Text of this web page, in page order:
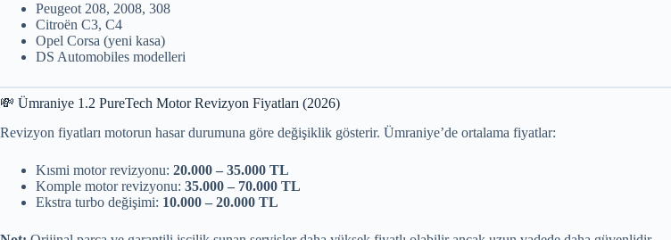
Peugeot 208, 2008, 308
Citroën C3, C4
Opel Corsa (yeni kasa)
DS Automobiles modelleri
💸 Ümraniye 1.2 PureTech Motor Revizyon Fiyatları (2026)
Revizyon fiyatları motorun hasar durumuna göre değişiklik gösterir. Ümraniye’de ortalama fiyatlar:
Kısmi motor revizyonu: 20.000 – 35.000 TL
Komple motor revizyonu: 35.000 – 70.000 TL
Ekstra turbo değişimi: 10.000 – 20.000 TL